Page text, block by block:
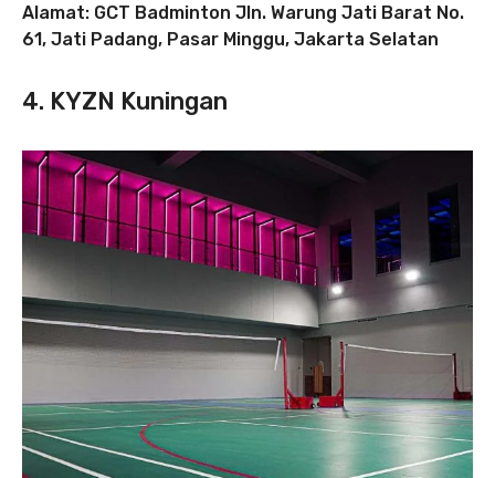
Alamat: GCT Badminton Jln. Warung Jati Barat No.
61, Jati Padang, Pasar Minggu, Jakarta Selatan
4. KYZN Kuningan